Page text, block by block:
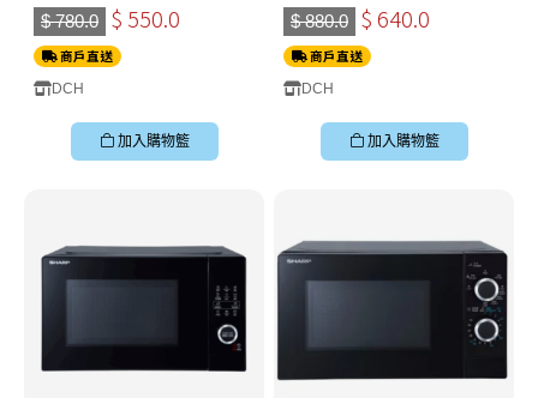
$ 780.0 $ 550.0
商戶直送
DCH
加入購物籃
$ 880.0 $ 640.0
商戶直送
DCH
加入購物籃